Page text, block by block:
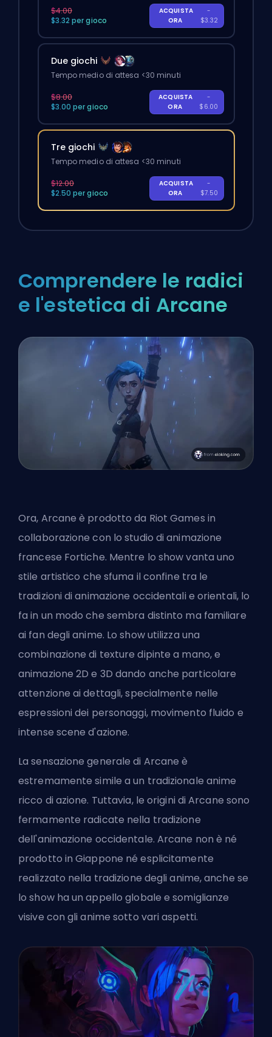
$4.00
$3.32 per gioco
ACQUISTA
ORA
-
$3.32
Due giochi
Tempo medio di attesa <30 minuti
$8.00
$3.00 per gioco
ACQUISTA
ORA
-
$6.00
Tre giochi
Tempo medio di attesa <30 minuti
$12.00
$2.50 per gioco
ACQUISTA
ORA
-
$7.50
Comprendere le radici
e l'estetica di Arcane
Ora, Arcane è prodotto da Riot Games in
collaborazione con lo studio di animazione
francese Fortiche. Mentre lo show vanta uno
stile artistico che sfuma il confine tra le
tradizioni di animazione occidentali e orientali, lo
fa in un modo che sembra distinto ma familiare
ai fan degli anime. Lo show utilizza una
combinazione di texture dipinte a mano, e
animazione 2D e 3D dando anche particolare
attenzione ai dettagli, specialmente nelle
espressioni dei personaggi, movimento fluido e
intense scene d'azione.
La sensazione generale di Arcane è
estremamente simile a un tradizionale anime
ricco di azione. Tuttavia, le origini di Arcane sono
fermamente radicate nella tradizione
dell'animazione occidentale. Arcane non è né
prodotto in Giappone né esplicitamente
realizzato nella tradizione degli anime, anche se
lo show ha un appello globale e somiglianze
visive con gli anime sotto vari aspetti.